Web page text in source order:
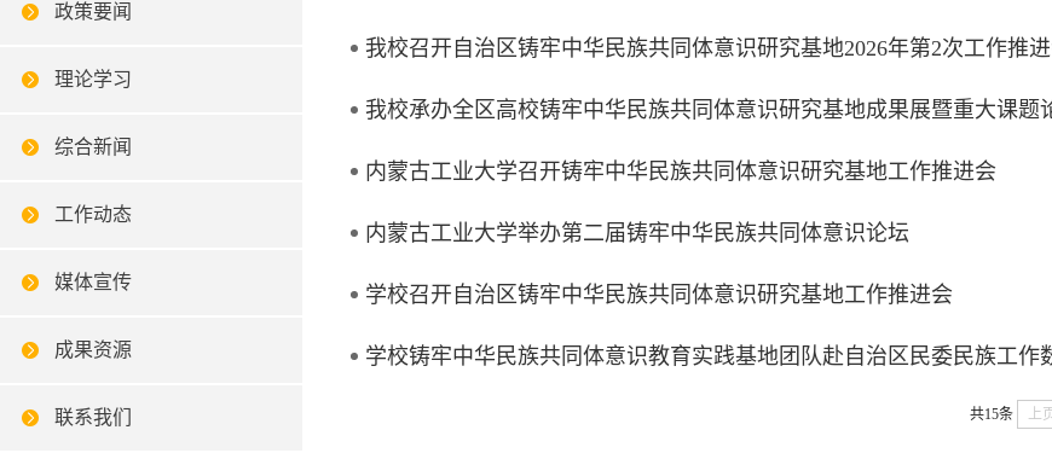
政策要闻
理论学习
综合新闻
工作动态
媒体宣传
成果资源
联系我们
我校召开自治区铸牢中华民族共同体意识研究基地2026年第2次工作推
我校承办全区高校铸牢中华民族共同体意识研究基地成果展暨重大课题
内蒙古工业大学召开铸牢中华民族共同体意识研究基地工作推进会
内蒙古工业大学举办第二届铸牢中华民族共同体意识论坛
学校召开自治区铸牢中华民族共同体意识研究基地工作推进会
学校铸牢中华民族共同体意识教育实践基地团队赴自治区民委民族工作
共15条 上